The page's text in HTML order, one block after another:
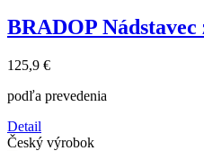
BRADOP
125,9 €
podľa prevedenia
Detail
Český výrobok